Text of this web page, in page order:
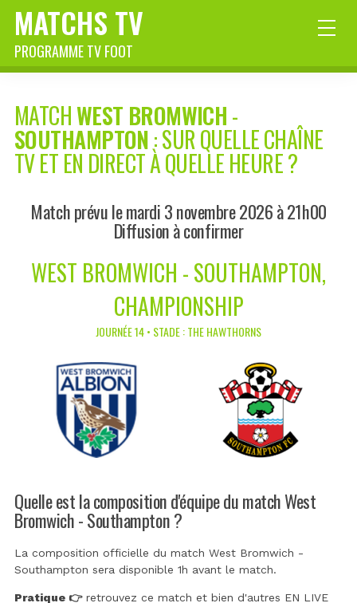
MATCHS TV
PROGRAMME TV FOOT
MATCHWEST BROMWICH-
SOUTHAMPTON: SUR QUELLE CHAÎNE
TV ET EN DIRECT À QUELLE HEURE ?
Match prévu le mardi 3 novembre 2026 à 21h00
Diffusion à confirmer
WEST BROMWICH - SOUTHAMPTON,
CHAMPIONSHIP
JOURNÉE 14 • STADE : THE HAWTHORNS
Quelle est la composition d'équipe du match West
Bromwich - Southampton ?
La composition officielle du match West Bromwich -
Southampton sera disponible 1h avant le match.
Pratique 👉retrouvez ce match et bien d'autres EN LIVE